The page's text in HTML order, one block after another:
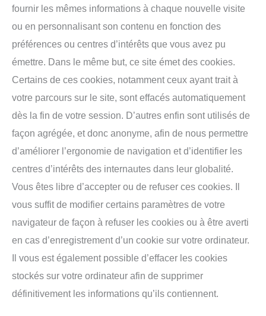
fournir les mêmes informations à chaque nouvelle visite
ou en personnalisant son contenu en fonction des
préférences ou centres d’intérêts que vous avez pu
émettre. Dans le même but, ce site émet des cookies.
Certains de ces cookies, notamment ceux ayant trait à
votre parcours sur le site, sont effacés automatiquement
dès la fin de votre session. D’autres enfin sont utilisés de
façon agrégée, et donc anonyme, afin de nous permettre
d’améliorer l’ergonomie de navigation et d’identifier les
centres d’intérêts des internautes dans leur globalité.
Vous êtes libre d’accepter ou de refuser ces cookies. Il
vous suffit de modifier certains paramètres de votre
navigateur de façon à refuser les cookies ou à être averti
en cas d’enregistrement d’un cookie sur votre ordinateur.
Il vous est également possible d’effacer les cookies
stockés sur votre ordinateur afin de supprimer
définitivement les informations qu’ils contiennent.